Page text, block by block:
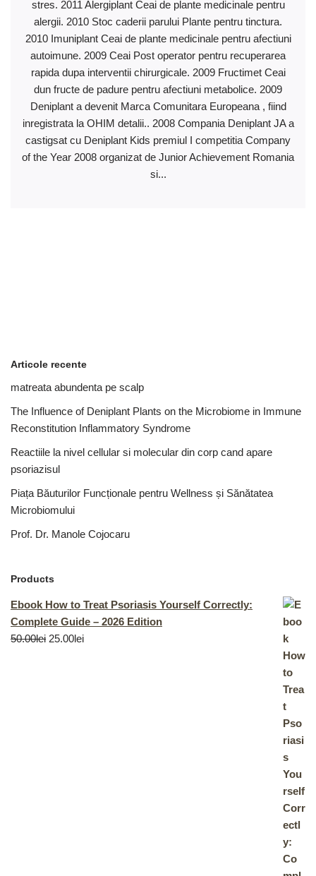
stres. 2011 Alergiplant Ceai de plante medicinale pentru
alergii. 2010 Stoc caderii parului Plante pentru tinctura.
2010 Imuniplant Ceai de plante medicinale pentru afectiuni
autoimune. 2009 Ceai Post operator pentru recuperarea
rapida dupa interventii chirurgicale. 2009 Fructimet Ceai
dun fructe de padure pentru afectiuni metabolice. 2009
Deniplant a devenit Marca Comunitara Europeana , fiind
inregistrata la OHIM detalii.. 2008 Compania Deniplant JA a
castigsat cu Deniplant Kids premiul I competitia Company
of the Year 2008 organizat de Junior Achievement Romania
si...
Articole recente
matreata abundenta pe scalp
The Influence of Deniplant Plants on the Microbiome in Immune
Reconstitution Inflammatory Syndrome
Reactiile la nivel cellular si molecular din corp cand apare
psoriazisul
Piața Băuturilor Funcționale pentru Wellness și Sănătatea
Microbiomului
Prof. Dr. Manole Cojocaru
Products
Ebook How to Treat Psoriasis Yourself Correctly:
Complete Guide – 2026 Edition
50.00lei 25.00lei